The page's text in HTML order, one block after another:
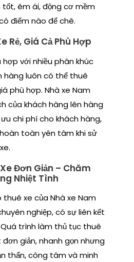
tốt, êm ái, động cơ mềm
điểm nào để chê.
Rẻ, Giá Cả Phù Hợp
với nhiều phân khúc
hàng luôn có thể thuê
phù hợp. Nhà xe Nam
của khách hàng lên hàng
chi phí cho khách hàng,
toàn yên tâm khi sử
Đơn Giản – Chăm
Nhiệt Tình
xe của Nhà xe Nam
nghiệp, có sự liên kết
trình làm thủ tục thuê
giản, nhanh gọn nhưng
thẩn, công tâm và minh